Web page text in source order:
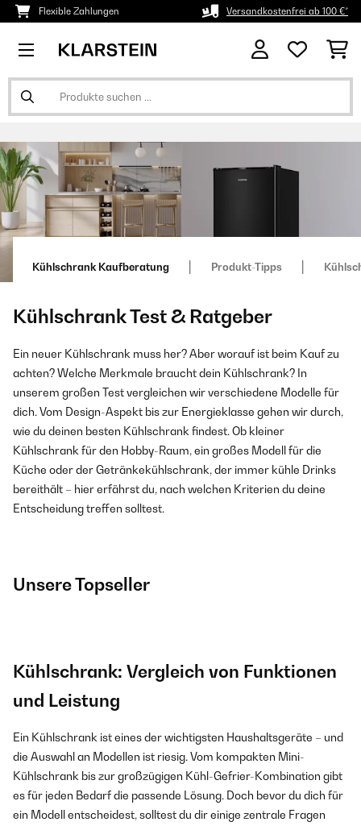
Flexible Zahlungen Versandkostenfrei ab 100 €*
Kühlschrank Kaufberatung Produkt-Tipps
Kühlschrank Test & Ratgeber
Ein neuer Kühlschrank muss her? Aber worauf ist beim Kauf zu
achten? Welche Merkmale braucht dein Kühlschrank? In
unserem großen Test vergleichen wir verschiedene Modelle für
dich. Vom Design-Aspekt bis zur Energieklasse gehen wir durch,
wie du deinen besten Kühlschrank findest. Ob kleiner
Kühlschrank für den Hobby-Raum, ein großes Modell für die
Küche oder der Getränkekühlschrank, der immer kühle Drinks
bereithält – hier erfährst du, nach welchen Kriterien du deine
Entscheidung treffen solltest.
Unsere Topseller
Kühlschrank: Vergleich von Funktionen
und Leistung
Ein Kühlschrank ist eines der wichtigsten Haushaltsgeräte – und
die Auswahl an Modellen ist riesig. Vom kompakten Mini-
Kühlschrank bis zur großzügigen Kühl-Gefrier-Kombination gibt
es für jeden Bedarf die passende Lösung. Doch bevor du dich für
ein Modell entscheidest, solltest du dir einige zentrale Fragen